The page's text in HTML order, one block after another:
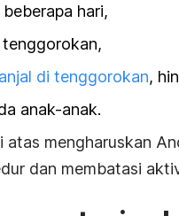
hari,
di tenggorokan,
anak-anak.
atas mengharuskan
dan membatasi